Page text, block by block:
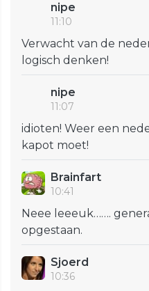
nipe
11:10
Verwacht van de
logisch denken!
nipe
11:07
idioten! Weer een
kapot moet!
Brainfart
10:41
Neee leeeuk…….
opgestaan.
Sjoerd
10:36